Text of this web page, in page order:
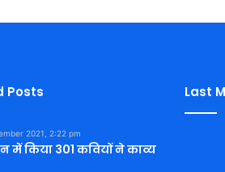
Posts
2021, 2:22 pm
में किया 301 कवियों ने काव्य
Last